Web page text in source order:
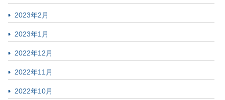
2023年2月
2023年1月
2022年12月
2022年11月
2022年10月